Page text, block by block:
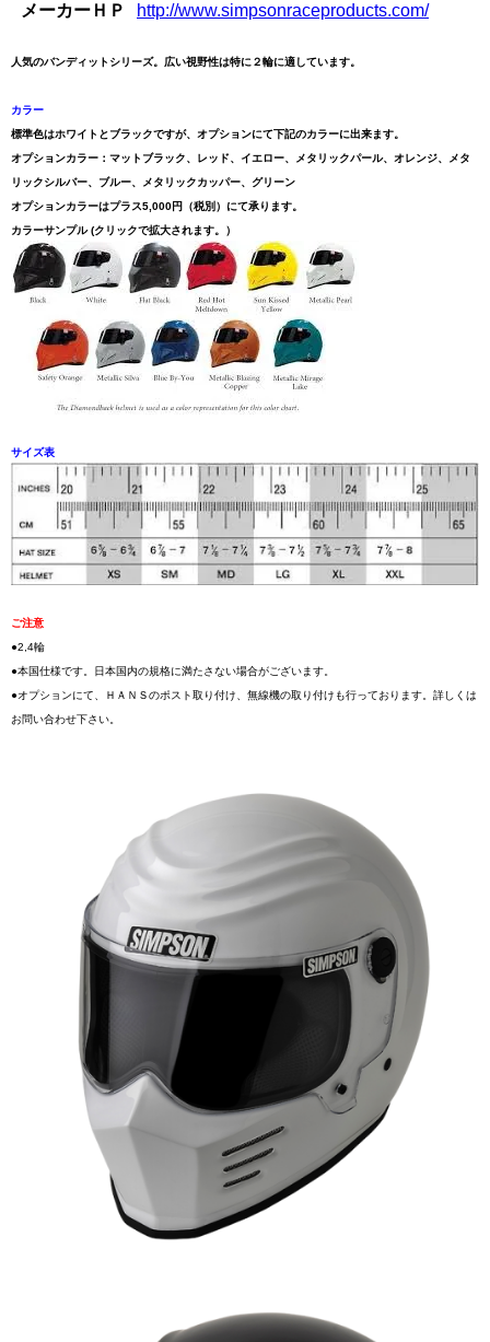
メーカーＨＰ
http://www.simpsonraceproducts.com/
人気のバンディットシリーズ。広い視野性は特に２輪に適しています。
カラー
標準色はホワイトとブラックですが、オプションにて下記のカラーに出来ます。
オプションカラー：マットブラック、レッド、イエロー、メタリックパール、オレンジ、メタ
リックシルバー、ブルー、メタリックカッパー、グリーン
オプションカラーはプラス5,000円（税別）にて承ります。
カラーサンプル (クリックで拡大されます。）
サイズ表
ご注意
●2,4輪
●本国仕様です。日本国内の規格に満たさない場合がございます。
●オプションにて、ＨＡＮＳのポスト取り付け、無線機の取り付けも行っております。詳しくは
お問い合わせ下さい。